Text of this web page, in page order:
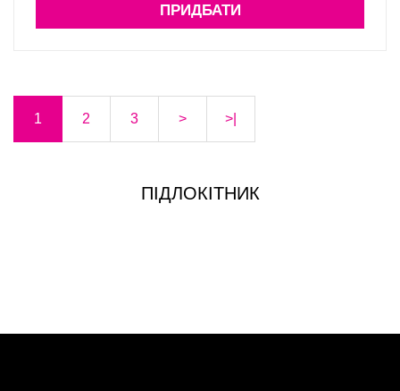
ПРИДБАТИ
1 2 3 > >|
ПІДЛОКІТНИК